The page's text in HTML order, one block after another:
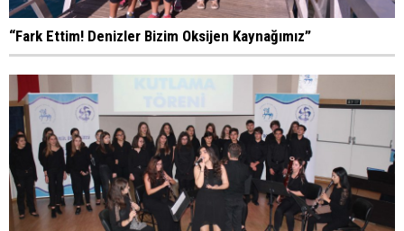
“Fark Ettim! Denizler Bizim Oksijen Kaynağımız”